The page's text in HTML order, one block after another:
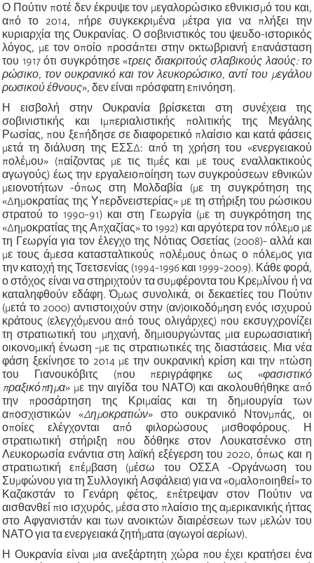
Ο Πούτιν ποτέ δεν έκρυψε τον μεγαλορώσικο εθνικισμό του και,
από το 2014, πήρε συγκεκριμένα μέτρα για να πλήξει την
κυριαρχία της Ουκρανίας. Ο σοβινιστικός του ψευδο-ιστορικός
λόγος, με τον οποίο προσάπτει στην οκτωβριανή επανάσταση
του 1917 ότι συγκρότησε «τρεις διακριτούς σλαβικούς λαούς: το
ρώσικο, τον ουκρανικό και τονλευκορώσικο, αντί του μεγάλου
ρωσικού έθνους», δεν είναι πρόσφατη επινόηση.
Η εισβολή στην Ουκρανία βρίσκεται στη συνέχεια της
σοβινιστικής και ιμπεριαλιστικής πολιτικής της Μεγάλης
Ρωσίας, που ξεπήδησε σε διαφορετικό πλαίσιο και κατά φάσεις
μετά τη διάλυση της ΕΣΣΔ: από τη χρήση του «ενεργειακού
πολέμου» (παίζοντας με τις τιμές και με τους εναλλακτικούς
αγωγούς) έως την εργαλειοποίηση των συγκρούσεων εθνικών
μειονοτήτων -όπως στη Μολδαβία (με τη συγκρότηση της
«Δημοκρατίας της Υπερδνειστερίας» με τη στήριξη του ρώσικου
στρατού το 1990-91) και στη Γεωργία (με τη συγκρότηση της
«Δημοκρατίας της Απχαζίας»το 1992) και αργότερα τον πόλεμο με
τη Γεωργία για τον έλεγχο της Νότιας Οσετίας (2008)- αλλά και
με τους άμεσα κατασταλτικούς πολέμους όπως ο πόλεμος για
την κατοχή της Τσετσενίας (1994-1996 και 1999-2009). Κάθε φορά,
ο στόχος είναι να στηριχτούν τα συμφέροντα του Κρεμλίνου ή να
καταληφθούν εδάφη. Όμως συνολικά, οι δεκαετίες του Πούτιν
(μετά το 2000) αντιστοιχούν στην (αν)οικοδόμηση ενός ισχυρού
κράτους (ελεγχόμενου από τους ολιγάρχες) που εκσυγχρονίζει
τη στρατιωτική του μηχανή, δημιουργώντας μια ευρωασιατική
οικονομική ένωση -με τις στρατιωτικές της διαστάσεις. Μια νέα
φάση ξεκίνησε το 2014 με την ουκρανική κρίση και την πτώση
του Γιανουκόβιτς (που περιγράφηκε ως «φασιστικό
πραξικόπημα» με την αιγίδα του ΝΑΤΟ) και ακολουθήθηκε από
την προσάρτηση της Κριμαίας και τη δημιουργία των
αποσχιστικών «Δημοκρατιών»στο ουκρανικό Ντονμπάς, οι
οποίες ελέγχονται από φιλορώσους μισθοφόρους. Η
στρατιωτική στήριξη που δόθηκε στον Λουκατσένκο στη
Λευκορωσία ενάντια στη λαϊκή εξέγερση του 2020, όπως και η
στρατιωτική επέμβαση (μέσω του ΟΣΣΑ -Οργάνωση του
Συμφώνου για τη Συλλογική Ασφάλεια) για να«ομαλοποιηθεί»το
Καζακστάν το Γενάρη φέτος, επέτρεψαν στον Πούτιν να
αισθανθεί πιο ισχυρός, μέσα στο πλαίσιο της αμερικανικής ήττας
στο Αφγανιστάν και των ανοικτών διαιρέσεων των μελών του
ΝΑΤΟ για τα ενεργειακά ζητήματα (αγωγοί αερίων).
Η Ουκρανία είναι μια ανεξάρτητη χώρα που έχει κρατήσει ένα